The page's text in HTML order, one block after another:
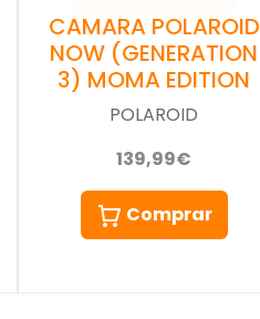
CAMARA POLAROID
NOW (GENERATION
3) MOMA EDITION
POLAROID
139,99€
Comprar